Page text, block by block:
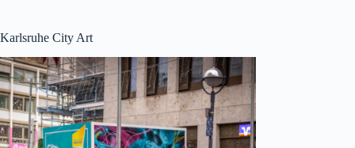
Karlsruhe City Art